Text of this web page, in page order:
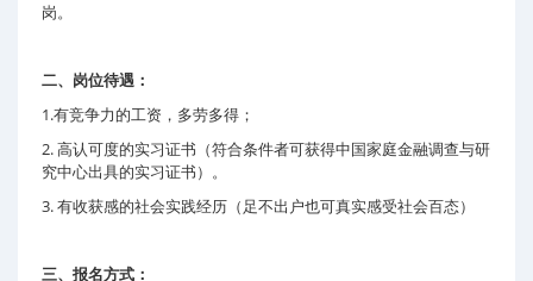
岗。
二、岗位待遇：
1.有竞争力的工资，多劳多得；
2. 高认可度的实习证书（符合条件者可获得中国家庭金融调查与研
究中心出具的实习证书）。
3. 有收获感的社会实践经历（足不出户也可真实感受社会百态）
三、报名方式：